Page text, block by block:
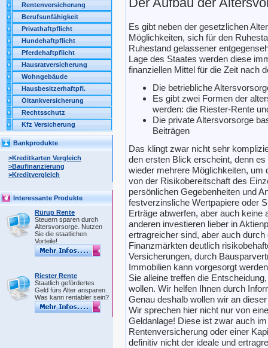
Rentenversicherung
Berufsunfähigkeit
Privathaftpflicht
Hundehaftpflicht
Pferdehaftpflicht
Hausratversicherung
Wohngebäude
Hausbesitzerhaftpfl.
Öltankversicherung
Rechtsschutz
Kfz Versicherung
Bankprodukte
>Kreditkarten Vergleich
>Baufinanzierung
>Kreditvergleich
Interessante Produkte
Rürup Rente
Steuern sparen durch
Altersvorsorge. Nutzen
Sie die staatlichen
Vorteile!
Riester Rente
Staatlich gefördertes
Geld fürs Alter ansparen.
Was kann rentabler sein?
Es gibt neben der gesetzlichen
Möglichkeiten, sich für den
Ruhestand gelassener
Lage des Staates werden diese
finanziellen Mittel für die Zeit nach
Die betriebliche
Es gibt zwei Formen der
werden: die Riester-Rente
Die private Altersvorsorge
Beiträgen
Das klingt zwar nicht sehr
den ersten Blick erscheint, denn
wieder mehrere Möglichkeiten, um
von der Risikobereitschaft des
persönlichen Gegebenheiten und
festverzinsliche Wertpapiere oder
Erträge abwerfen, aber auch keine
anderen investieren lieber in
ertragreicher sind, aber auch
Finanzmärkten deutlich
Versicherungen, durch
Immobilien kann vorgesorgt
Sie alleine treffen die
wollen. Wir helfen Ihnen durch
Genau deshalb wollen wir an
Wir sprechen hier nicht nur von
Geldanlage! Diese ist zwar auch
Rentenversicherung oder einer
definitiv nicht der ideale und